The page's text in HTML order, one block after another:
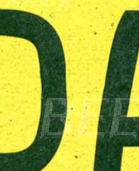
сайте
пр. Цветочный, д.6,